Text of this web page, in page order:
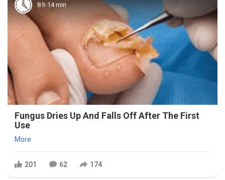
8 h 14 min
Fungus Dries Up And Falls Off After The First
Use
More
201 62 174